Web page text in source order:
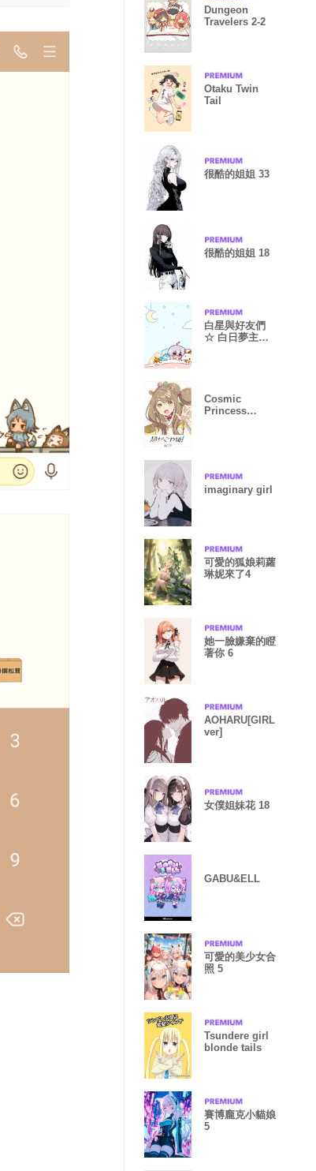
Dungeon
Travelers 2-2
Otaku Twin
Tail
很酷的姐姐 33
很酷的姐姐 18
白星與好友們
☆ 白日夢主題
Cosmic
Princess
imaginary girl
可愛的狐娘莉蘿
琳妮來了4
她一臉嫌棄的瞪
著你 6
AOHARU[GIRL
ver]
女僕姐妹花 18
GABU&ELL
可愛的美少女合
照 5
Tsundere girl
blonde tails
賽博龐克小貓娘
5